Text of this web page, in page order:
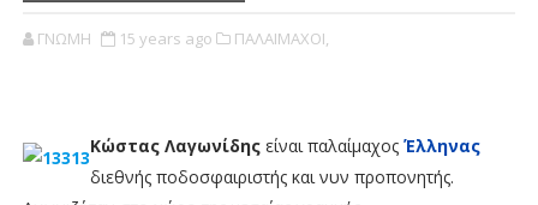
ΓΝΩΜΗ 15 years ago ΠΑΛΑΙΜΑΧΟΙ,
Κώστας Λαγωνίδηςείναι παλαίμαχος Έλληνας
διεθνής ποδοσφαιριστής και νυν προπονητής.